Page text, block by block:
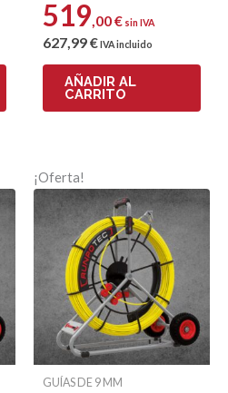
519,00€ sin IVA
627,99€IVA incluido
AÑADIR AL
CARRITO
¡Oferta!
GUÍAS DE 9 MM